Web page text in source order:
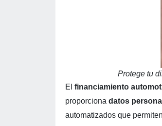
Protege tu
El financiamiento
proporciona datos
automatizados que